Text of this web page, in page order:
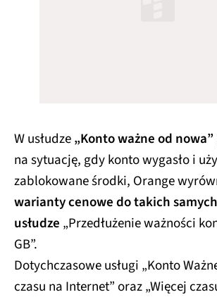
W usłudze„Konto ważne od nowa”
na sytuację, gdy konto wygasło i
zablokowane środki, Orange
warianty cenowe do takich
usłudze „Przedłużenie ważności
GB”.
Dotychczasowe usługi „Konto
czasu na Internet” oraz „Więcej